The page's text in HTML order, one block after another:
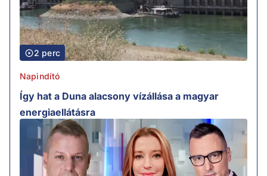
2 perc
Napindító
Így hat a Duna alacsony vízállása a magyar
energiaellátásra